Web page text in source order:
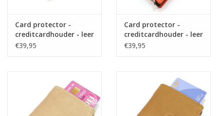
Card protector -
creditcardhouder - leer
- bruin
€39,95
Card protector -
creditcardhouder - leer
- rood
€39,95